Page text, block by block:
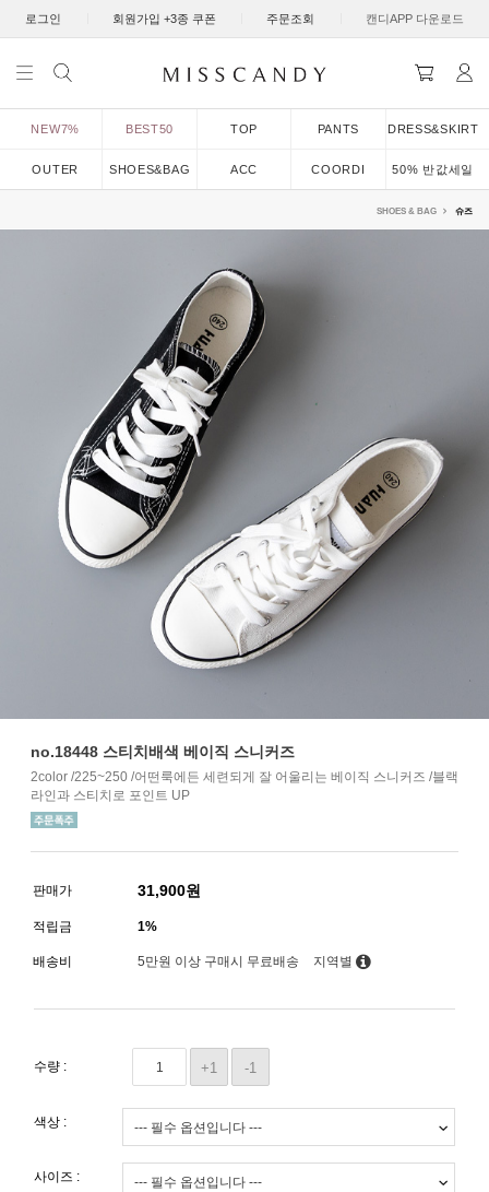
로그인 회원가입 +3종 쿠폰 주문조회 캔디APP 다운로드
NEW7% BEST50 TOP PANTS DRESS&SKIRT
OUTER SHOES&BAG ACC COORDI 50% 반값세일
SHOES & BAG 슈즈
no.18448 스티치배색 베이직 스니커즈
2color /225~250 /어떤룩에든 세련되게 잘 어울리는 베이직 스니커즈 /블랙
라인과 스티치로 포인트 UP
판매가 31,900원
적립금 1%
배송비 5만원 이상 구매시 무료배송 지역별
수량 : +1 -1
색상 :
사이즈 :